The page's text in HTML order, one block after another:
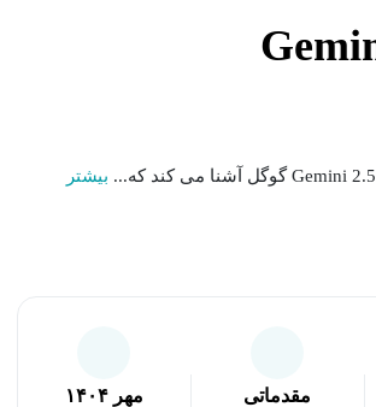
بیشتر
مقدماتی مهر ۱۴۰۴